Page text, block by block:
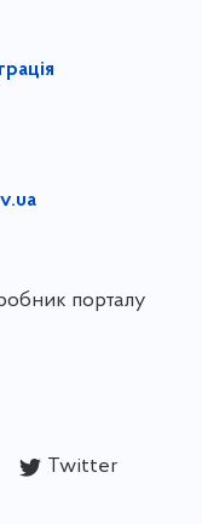
порталу
Twitter